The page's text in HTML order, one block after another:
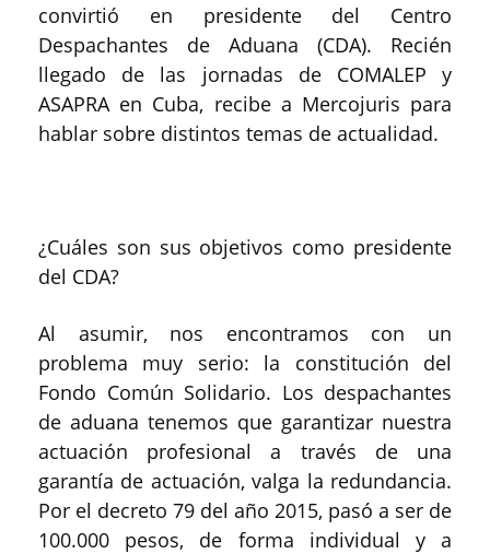
convirtió en presidente del Centro
Despachantes de Aduana (CDA). Recién
llegado de las jornadas de COMALEP y
ASAPRA en Cuba, recibe a Mercojuris para
hablar sobre distintos temas de actualidad.
¿Cuáles son sus objetivos como presidente
del CDA?
Al asumir, nos encontramos con un
problema muy serio: la constitución del
Fondo Común Solidario. Los despachantes
de aduana tenemos que garantizar nuestra
actuación profesional a través de una
garantía de actuación, valga la redundancia.
Por el decreto 79 del año 2015, pasó a ser de
100.000 pesos, de forma individual y a